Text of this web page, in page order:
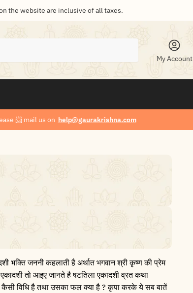
the website are inclusive of all taxes.
My Account
📨 mail us on help@gaurakrishna.com
भक्ति जननी कहलाती है अर्थात भगवान श्री कृष्ण की प्रेम
तो आइए जानते है षटतिला एकादशी व्रत कथा
कैसी विधि है तथा उसका फल क्या है ? कृपा करके ये सब बातें